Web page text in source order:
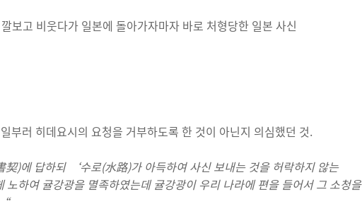
부러 히데요시의 요청을 거부하도록 한 것이 아닌지 의심했던 것.
契)에 답하되 ‘수로(水路)가 아득하여 사신 보내는 것을 허락하지 않는
하여 귤강광을 멸족하였는데 귤강광이 우리 나라에 편을 들어서 그 소청을
“